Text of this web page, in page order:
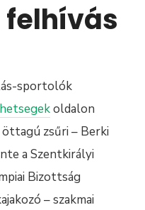
felhívás
sportolók
oldalon
zsűri – Berki
a Szentkirályi
Bizottság
– szakmai